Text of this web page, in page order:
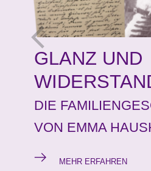
GLANZ UND
DIE
VON EMMA
MEHR ERFAHREN